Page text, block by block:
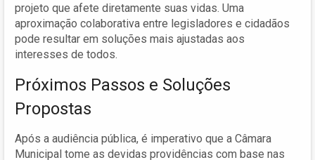
projeto que afete diretamente suas vidas. Uma
aproximação colaborativa entre legisladores e cidadãos
pode resultar em soluções mais ajustadas aos
interesses de todos.
Próximos Passos e Soluções
Propostas
Após a audiência pública, é imperativo que a Câmara
Municipal tome as devidas providências com base nas